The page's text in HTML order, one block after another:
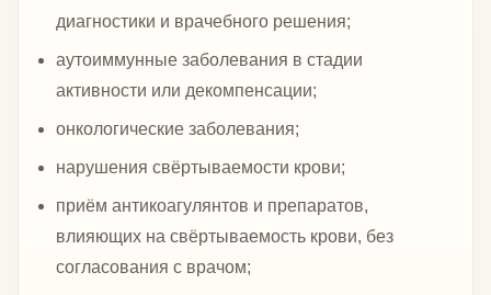
диагностики и врачебного решения;
аутоиммунные заболевания в стадии
активности или декомпенсации;
онкологические заболевания;
нарушения свёртываемости крови;
приём антикоагулянтов и препаратов,
влияющих на свёртываемость крови, без
согласования с врачом;